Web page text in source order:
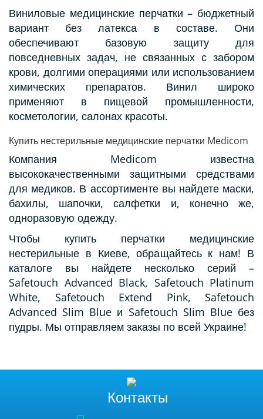
Виниловые медицинские перчатки – бюджетный
вариант без латекса в составе. Они
обеспечивают базовую защиту для
повседневных задач, не связанных с забором
крови, долгими операциями или использованием
химических препаратов. Винил широко
применяют в пищевой промышленности,
косметологии, салонах красоты.
Купить нестерильные медицинские перчатки Medicom
Компания Medicom известна
высококачественными защитными средствами
для медиков. В ассортименте вы найдете маски,
бахилы, шапочки, салфетки и, конечно же,
одноразовую одежду.
Чтобы купить перчатки медицинские
нестерильные в Киеве, обращайтесь к нам! В
каталоге вы найдете несколько серий –
Safetouch Advanced Black, Safetouch Platinum
White, Safetouch Extend Pink, Safetouch
Advanced Slim Blue и Safetouch Slim Blue без
пудры. Мы отправляем заказы по всей Украине!
Контакты